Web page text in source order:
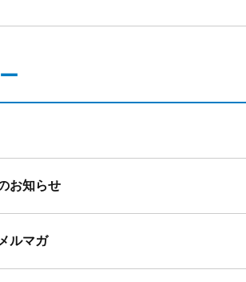
お知らせ
ルマガ